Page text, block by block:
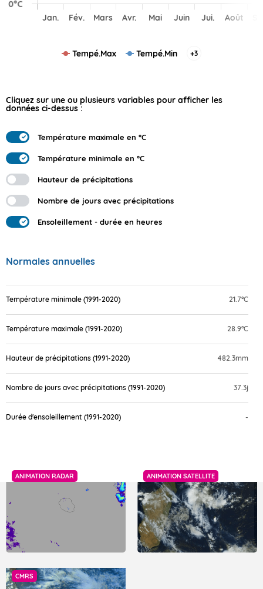
Tempé.Max Tempé.Min +3
Cliquez sur une ou plusieurs variables pour afficher les
données ci-dessus :
Température maximale en °C
Température minimale en °C
Hauteur de précipitations
Nombre de jours avec précipitations
Ensoleillement - durée en heures
Normales annuelles
Température minimale (1991-2020) 21.7°C
Température maximale (1991-2020) 28.9°C
Hauteur de précipitations (1991-2020) 482.3mm
Nombre de jours avec précipitations (1991-2020) 37.3j
Durée d'ensoleillement (1991-2020) -
ANIMATION RADAR ANIMATION SATELLITE
CMRS